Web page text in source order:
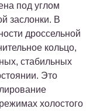
под углом
заслонки. В
дроссельной
кольцо,
стабильных
Это
холостого